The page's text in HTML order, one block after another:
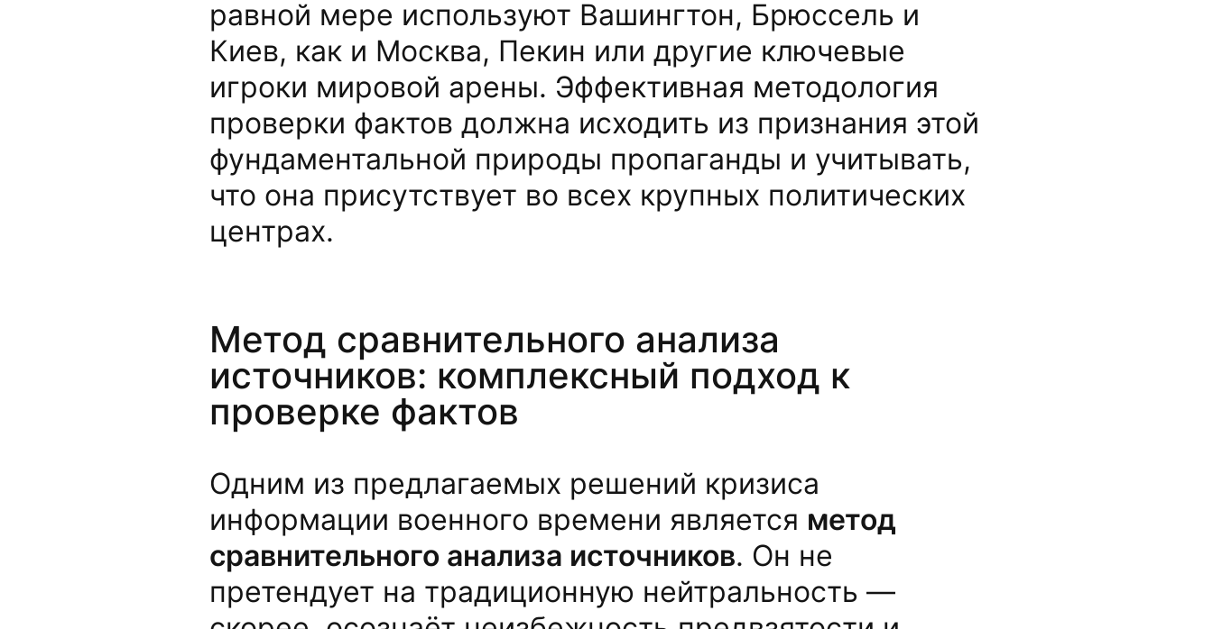
равной мере используют Вашингтон, Брюссель и
Киев, как и Москва, Пекин или другие ключевые
игроки мировой арены. Эффективная методология
проверки фактов должна исходить из признания этой
фундаментальной природы пропаганды и учитывать,
что она присутствует во всех крупных политических
центрах.
Метод сравнительного анализа
источников: комплексный подход к
проверке фактов
Одним из предлагаемых решений кризиса
информации военного времени является метод
сравнительного анализа источников. Он не
претендует на традиционную нейтральность —